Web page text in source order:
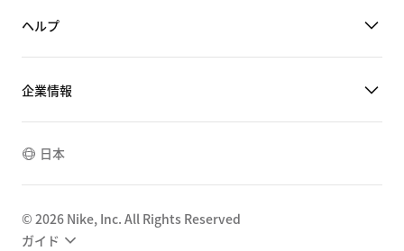
ヘルプ
企業情報
日本
© 2026 Nike, Inc. All Rights Reserved
ガイド